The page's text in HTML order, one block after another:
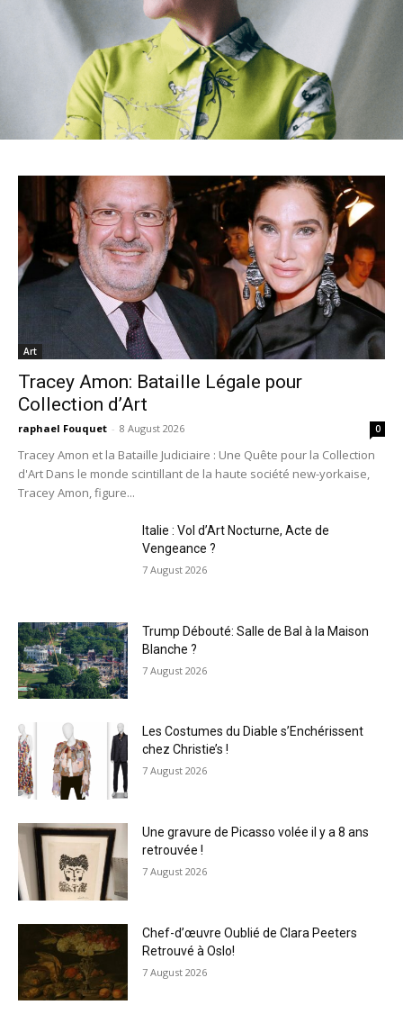
Art
Tracey Amon: Bataille Légale pour
Collection d’Art
raphael Fouquet - 8 August 2026 0
Tracey Amon et la Bataille Judiciaire : Une Quête pour la Collection
d'Art Dans le monde scintillant de la haute société new-yorkaise,
Tracey Amon, figure...
Italie : Vol d’Art Nocturne, Acte de
Vengeance ?
7 August 2026
Trump Débouté: Salle de Bal à la Maison
Blanche ?
7 August 2026
Les Costumes du Diable s’Enchérissent
chez Christie’s !
7 August 2026
Une gravure de Picasso volée il y a 8 ans
retrouvée !
7 August 2026
Chef-d’œuvre Oublié de Clara Peeters
Retrouvé à Oslo!
7 August 2026